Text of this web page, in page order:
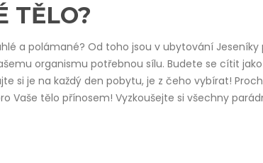
TĚLO?
a polámané? Od toho jsou v ubytování Jeseníky
organismu potřebnou sílu. Budete se cítit
si je na každý den pobytu, je z čeho vybírat!
Vaše tělo přínosem! Vyzkoušejte si všechny